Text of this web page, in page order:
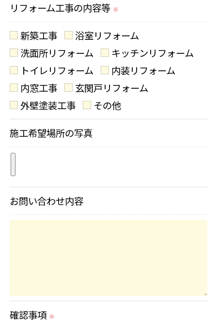
頂きます。
個人情報の開示･訂正･削除・利用停止の具
体的手続きにつきましては、お電話でお問
合せ下さい。
リフォーム工事の内容等 ※
新築工事
浴室リフォーム
洗面所リフォーム
キッチンリフォーム
トイレリフォーム
内装リフォーム
内窓工事
玄関戸リフォーム
外壁塗装工事
その他
施工希望場所の写真
お問い合わせ内容
確認事項 ※